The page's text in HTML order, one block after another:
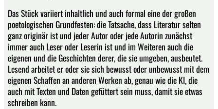
Das Stück variiert inhaltlich und auch formal eine der großen
poetologischen Grundfesten: die Tatsache, dass Literatur selten
ganz originär ist und jeder Autor oder jede Autorin zunächst
immer auch Leser oder Leserin ist und im Weiteren auch die
eigenen und die Geschichten derer, die sie umgeben, ausbeutet.
Lesend arbeitet er oder sie sich bewusst oder unbewusst mit dem
eigenen Schaffen an anderen Werken ab, genau wie die KI, die
auch mit Texten und Daten gefüttert sein muss, damit sie etwas
schreiben kann.